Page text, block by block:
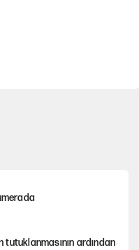
tutuklanmasının ardından